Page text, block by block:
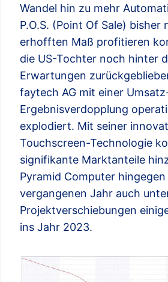
Wandel hin zu mehr
P.O.S. (Point Of Sale) bisher
erhofften Maß profitieren
die US-Tochter noch hinter
Erwartungen
faytech AG mit einer
Ergebnisverdopplung
explodiert. Mit seiner
Touchscreen-Technologie
signifikante Marktanteile
Pyramid Computer
vergangenen Jahr auch
Projektverschiebungen
ins Jahr 2023.